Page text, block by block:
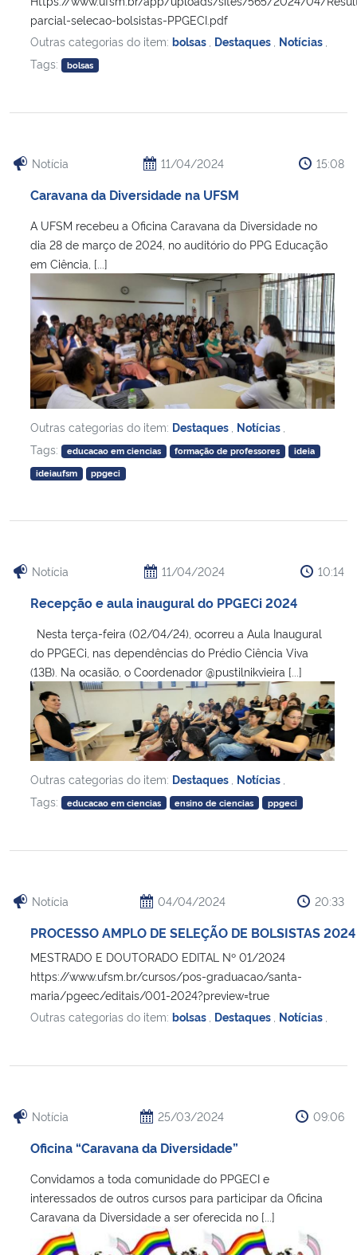
parcial-selecao-bolsistas-PPGECI.pdf
Outras categorias do item: bolsas Destaques Notícias
Tags:
bolsas
Notícia 11/04/2024 15:08
Caravana da Diversidade na UFSM
A UFSM recebeu a Oficina Caravana da Diversidade no
dia 28 de março de 2024, no auditório do PPG Educação
em Ciência, [...]
Outras categorias do item: Destaques Notícias
Tags:
educacao em ciencias formação de professores
ideia
ideiaufsm
ppgeci
Notícia 11/04/2024 10:14
Recepção e aula inaugural do PPGECi 2024
Nesta terça-feira (02/04/24), ocorreu a Aula Inaugural
do PPGECi, nas dependências do Prédio Ciência Viva
(13B). Na ocasião, o Coordenador @pustilnikvieira [...]
Outras categorias do item: Destaques Notícias
Tags:
educacao em ciencias ensino de ciencias ppgeci
Notícia 04/04/2024 20:33
PROCESSO AMPLO DE SELEÇÃO DE BOLSISTAS 2024
MESTRADO E DOUTORADO EDITAL Nº 01/2024
https://www.ufsm.br/cursos/pos-graduacao/santa-
maria/pgeec/editais/001-2024?preview=true
Outras categorias do item: bolsas Destaques Notícias
Notícia 25/03/2024 09:06
Oficina “Caravana da Diversidade”
Convidamos a toda comunidade do PPGECI e
interessados de outros cursos para participar da Oficina
Caravana da Diversidade a ser oferecida no [...]